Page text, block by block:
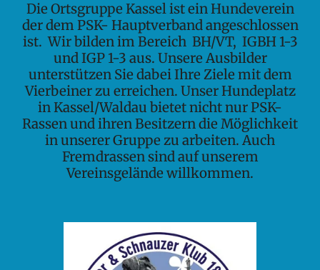
Die Ortsgruppe Kassel ist ein Hundeverein
der dem PSK- Hauptverband angeschlossen
ist. Wir bilden im Bereich BH/VT, IGBH 1-3
und IGP 1-3 aus. Unsere Ausbilder
unterstützen Sie dabei Ihre Ziele mit dem
Vierbeiner zu erreichen. Unser Hundeplatz
in Kassel/Waldau bietet nicht nur PSK-
Rassen und ihren Besitzern die Möglichkeit
in unserer Gruppe zu arbeiten. Auch
Fremdrassen sind auf unserem
Vereinsgelände willkommen.